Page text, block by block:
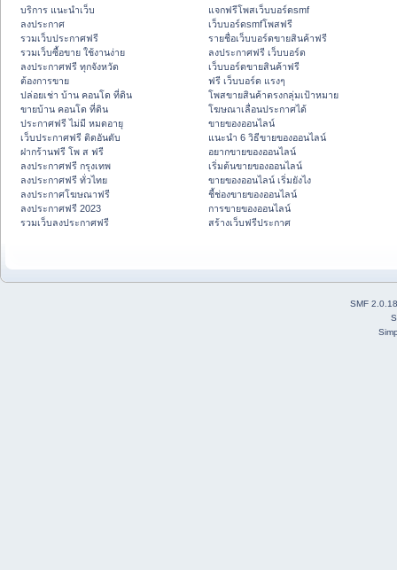
บริการ แนะนำเว็บ
ลงประกาศ
รวมเว็บประกาศฟรี
รวมเว็บซื้อขาย ใช้งานง่าย
ลงประกาศฟรี ทุกจังหวัด
ต้องการขาย
ปล่อยเช่า บ้าน คอนโด ที่ดิน
ขายบ้าน คอนโด ที่ดิน
ประกาศฟรี ไม่มี หมดอายุ
เว็บประกาศฟรี ติดอันดับ
ฝากร้านฟรี โพ ส ฟรี
ลงประกาศฟรี กรุงเทพ
ลงประกาศฟรี ทั่วไทย
ลงประกาศโฆษณาฟรี
ลงประกาศฟรี 2023
รวมเว็บลงประกาศฟรี
แจกฟรีโพสเว็บบอร์ดsmf
เว็บบอร์ดsmfโพสฟรี
รายชื่อเว็บบอร์ดขายสินค้าฟรี
ลงประกาศฟรี เว็บบอร์ด
เว็บบอร์ดขายสินค้าฟรี
ฟรี เว็บบอร์ด แรงๆ
โพสขายสินค้าตรงกลุ่มเป้าหมาย
โฆษณาเลื่อนประกาศได้
ขายของออนไลน์
แนะนำ 6 วิธีขายของออนไลน์
อยากขายของออนไลน์
เริ่มต้นขายของออนไลน์
ขายของออนไลน์ เริ่มยังไง
ชี้ช่องขายของออนไลน์
การขายของออนไลน์
สร้างเว็บฟรีประกาศ
SMF 2.0.18